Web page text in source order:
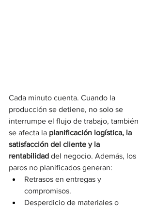
Cada minuto cuenta. Cuando la
producción se detiene, no solo se
interrumpe el flujo de trabajo, también
se afecta la planificación logística, la
satisfacción del cliente y la
rentabilidad del negocio. Además, los
paros no planificados generan:
Retrasos en entregas y
compromisos.
Desperdicio de materiales o